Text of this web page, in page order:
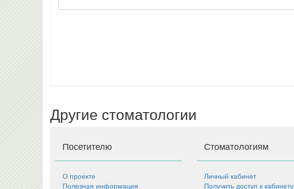
Другие стоматологии
Посетителю
О проекте
Полезная информация
Стоматологиям
Личный кабинет
Получить доступ к кабинету